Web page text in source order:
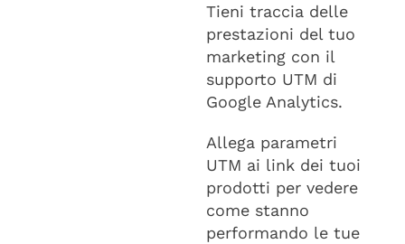
Tieni traccia delle
prestazioni del tuo
marketing con il
supporto UTM di
Google Analytics.
Allega parametri
UTM ai link dei tuoi
prodotti per vedere
come stanno
performando le tue